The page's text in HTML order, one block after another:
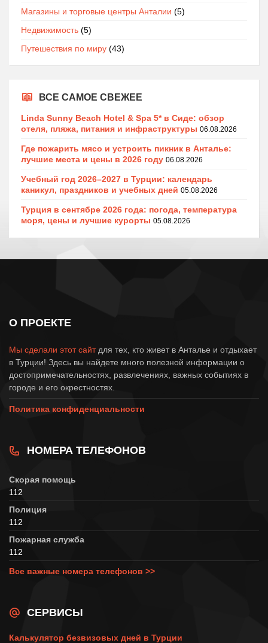
Магазины и торговые центры Анталии (5)
Недвижимость (5)
Путешествия по миру (43)
ВСЕ САМОЕ СВЕЖЕЕ
Linda Sunny Beach Hotel & Spa 5* в Сиде: обзор
отеля, пляжа, питания и инфраструктуры 06.08.2026
Где пожарить мясо и устроить пикник в Анталье:
лучшие места и цены в 2026 году 06.08.2026
Учебный год 2026–2027 в Турции: календарь
каникул, праздников и учебных дней 05.08.2026
Турция в сентябре 2026 года: погода, температура
моря, цены и лучшие курорты 05.08.2026
О ПРОЕКТЕ
Мы сделали этот сайтдля тех, кто живет в Анталье и отдыхает
в Турции! Здесь вы найдете много полезной информации о
достопримечательностях, развлечениях, важных событиях в
городе и его окрестностях.
Политика конфиденциальности
НОМЕРА ТЕЛЕФОНОВ
Скорая помощь
112
Полиция
112
Пожарная служба
112
Все важные номера телефонов >>
СЕРВИСЫ
Калькулятор безвизовых дней в Турции